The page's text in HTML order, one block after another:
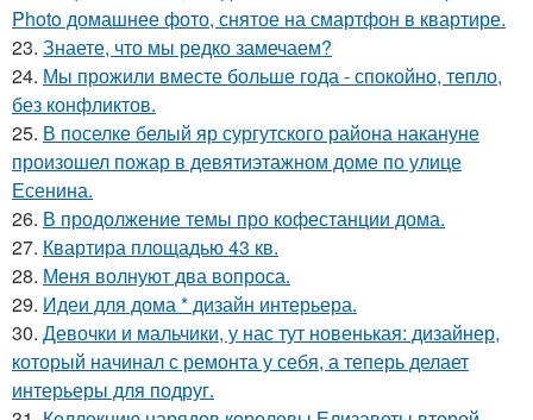
Photo домашнее фото, снятое на смартфон в квартире.
23. Знаете, что мы редко замечаем?
24. Мы прожили вместе больше года - спокойно, тепло,
без конфликтов.
25. В поселке белый яр сургутского района накануне
произошел пожар в девятиэтажном доме по улице
Есенина.
26. В продолжение темы про кофестанции дома.
27. Квартира площадью 43 кв.
28. Меня волнуют два вопроса.
29. Идеи для дома * дизайн интерьера.
30. Девочки и мальчики, у нас тут новенькая: дизайнер,
который начинал с ремонта у себя, а теперь делает
интерьеры для подруг.